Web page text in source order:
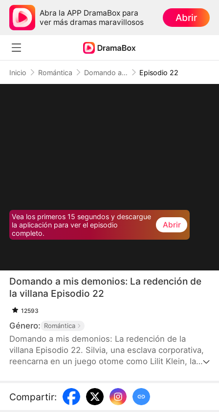
Abra la APP DramaBox para
ver más dramas maravillosos
Abrir
Inicio Romántica Domando a mis demonios: La redención de la villana Episodio 22
Vea los primeros 15 segundos y descargue
la aplicación para ver el episodio
completo.
Abrir
Domando a mis demonios: La redención de
la villana Episodio 22
12593
Género: Romántica
Domando a mis demonios: La redención de la
villana Episodio 22. Silvia, una esclava corporativa,
reencarna en un juego otome como Lilit Klein, la
manos. Al despertar, descubre frustrada que los
niveles de oscuridad de todos sus demonios ya
Compartir: